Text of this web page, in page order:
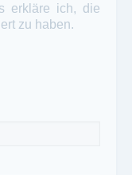
erkläre ich, die
zu haben.